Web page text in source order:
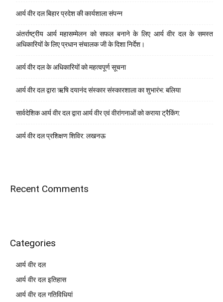
आर्य वीर दल बिहार प्रदेश की कार्यशाला संपन्न
अंतर्राष्ट्रीय आर्य महासम्मेलन को सफल बनाने के लिए आर्य वीर दल के समस्त
अधिकारियों के लिए प्रधान संचालक जी के दिशा निर्देश।
आर्य वीर दल के अधिकारियों को महत्वपूर्ण सूचना
आर्य वीर दल द्वारा ऋषि दयानंद संस्कार संस्कारशाला का शुभारंभ: बलिया
सार्वदेशिक आर्य वीर दल द्वारा आर्य वीर एवं वीरांगनाओं को कराया ट्रैकिंग:
आर्य वीर दल प्रशिक्षण शिविर: लखनऊ
Recent Comments
Categories
आर्य वीर दल
आर्य वीर दल इतिहास
आर्य वीर दल गतिविधियां